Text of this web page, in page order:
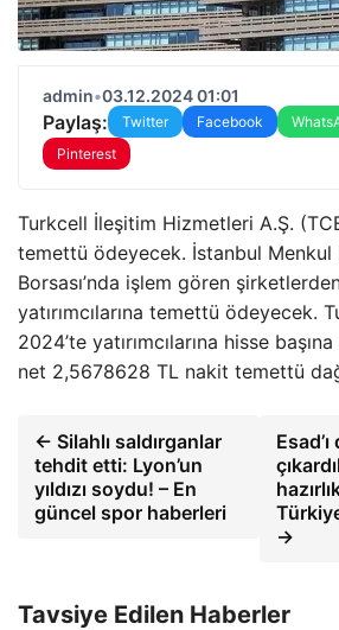
admin•03.12.2024 01:01
Paylaş: Twitter Facebook
Pinterest
Turkcell İleşitim Hizmetleri A.Ş.
temettü ödeyecek. İstanbul Menkul
Borsası’nda işlem gören
yatırımcılarına temettü ödeyecek.
2024’te yatırımcılarına hisse
net 2,5678628 TL nakit temettü
← Silahlı saldırganlar
tehdit etti: Lyon’un
yıldızı soydu! – En
güncel spor haberleri
→
Tavsiye Edilen Haberler